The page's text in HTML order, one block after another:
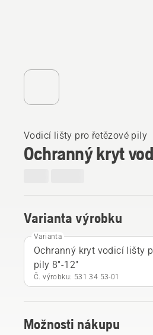
Vodicí lišty pro řetězové pily
Ochranný kryt
Varianta výrobku
Varianta
Ochranný kryt vodicí lišty
pily 8"-12"
Č. výrobku: 531 34 53‑01
Možnosti nákupu